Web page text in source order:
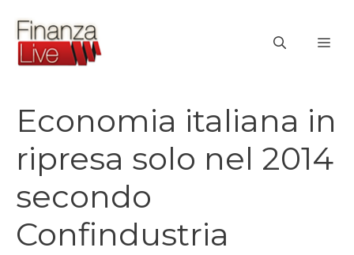
contenuto
Economia italiana in
ripresa solo nel 2014
secondo
Confindustria